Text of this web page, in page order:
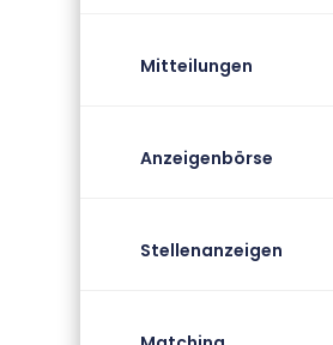
Mitteilungen
Anzeigenbörse
Stellenanzeigen